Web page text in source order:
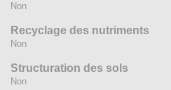
Non
Recyclage des nutriments
Non
Structuration des sols
Non